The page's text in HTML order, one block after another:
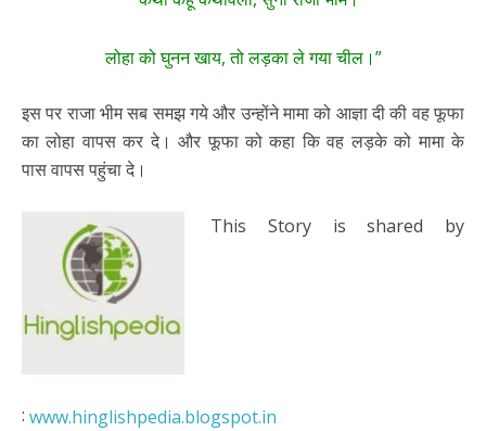
लोहा को घुनन खाय, तो लड़का ले गया चील।”
इस पर राजा भीम सब समझ गये और उन्होंने मामा को आज्ञा दी की वह फूफा
का लोहा वापस कर दे। और फूफा को कहा कि वह लड़के को मामा के
पास वापस पहुंचा दे।
This Story is shared by
: www.hinglishpedia.blogspot.in